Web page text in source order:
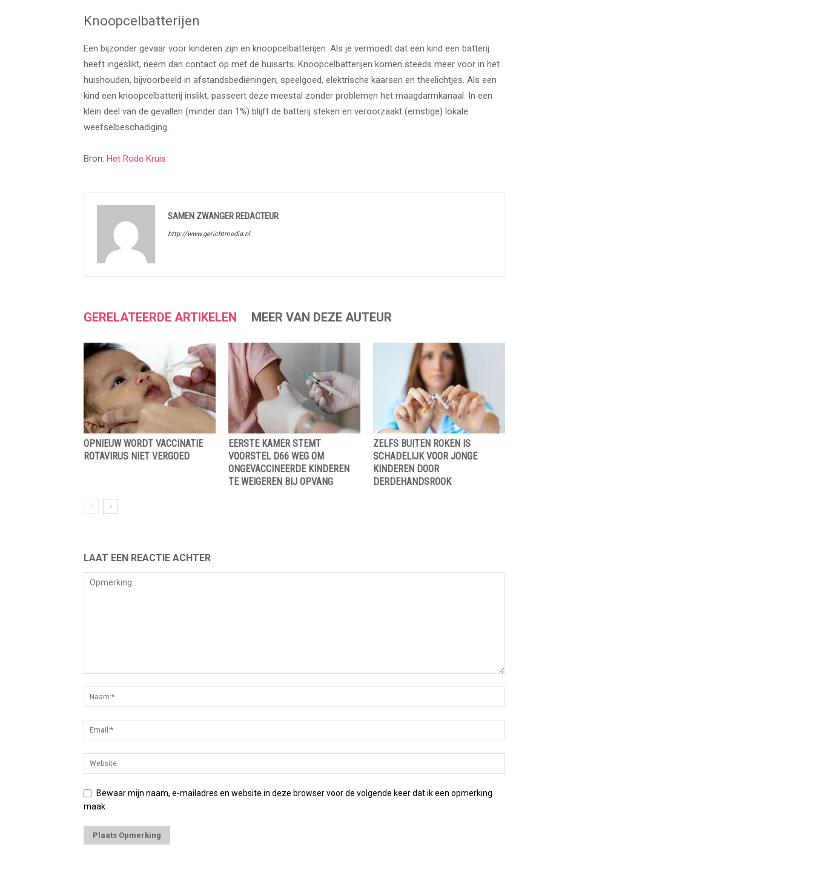
Knoopcelbatterijen
Een bijzonder gevaar voor kinderen zijn en knoopcelbatterijen. Als je vermoedt dat een kind een batterij
heeft ingeslikt, neem dan contact op met de huisarts. Knoopcelbatterijen komen steeds meer voor in het
huishouden, bijvoorbeeld in afstandsbedieningen, speelgoed, elektrische kaarsen en theelichtjes. Als een
kind een knoopcelbatterij inslikt, passeert deze meestal zonder problemen het maagdarmkanaal. In een
klein deel van de gevallen (minder dan 1%) blijft de batterij steken en veroorzaakt (ernstige) lokale
weefselbeschadiging.
Bron: Het Rode Kruis
SAMEN ZWANGER REDACTEUR
http://www.gerichtmedia.nl
GERELATEERDE ARTIKELEN MEER VAN DEZE AUTEUR
OPNIEUW WORDT VACCINATIE
ROTAVIRUS NIET VERGOED
EERSTE KAMER STEMT
VOORSTEL D66 WEG OM
ONGEVACCINEERDE KINDEREN
TE WEIGEREN BIJ OPVANG
ZELFS BUITEN ROKEN IS
SCHADELIJK VOOR JONGE
KINDEREN DOOR
DERDEHANDSROOK
LAAT EEN REACTIE ACHTER
Bewaar mijn naam, e-mailadres en website in deze browser voor de volgende keer dat ik een opmerking
maak.